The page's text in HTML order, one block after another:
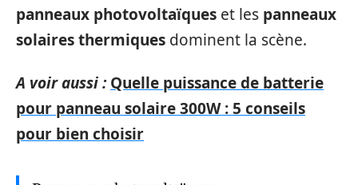
panneaux photovoltaïques et les panneaux
solaires thermiques dominent la scène.
A voir aussi : Quelle puissance de batterie
pour panneau solaire 300W : 5 conseils
pour bien choisir